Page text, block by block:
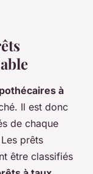
à
Il est donc
de chaque
prêts
être classifiés